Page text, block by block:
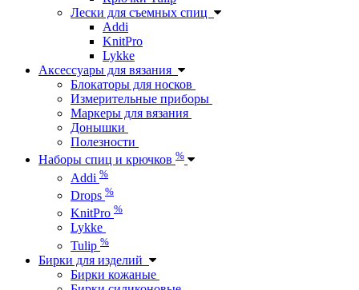
Лески для съемных спиц
Addi
KnitPro
Lykke
Аксессуары для вязания
Блокаторы для носков
Измерительные приборы
Маркеры для вязания
Донышки
Полезности
Наборы спиц и крючков %
Addi %
Drops %
KnitPro %
Lykke
Tulip %
Бирки для изделий
Бирки кожаные